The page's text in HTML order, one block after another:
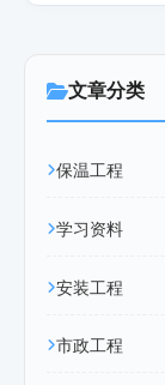
文章分类
保温工程
学习资料
安装工程
市政工程